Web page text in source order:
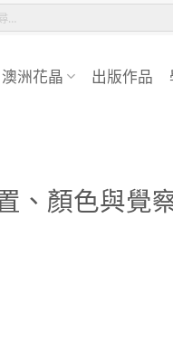
澳洲花晶 出版作品
、顏色與覺